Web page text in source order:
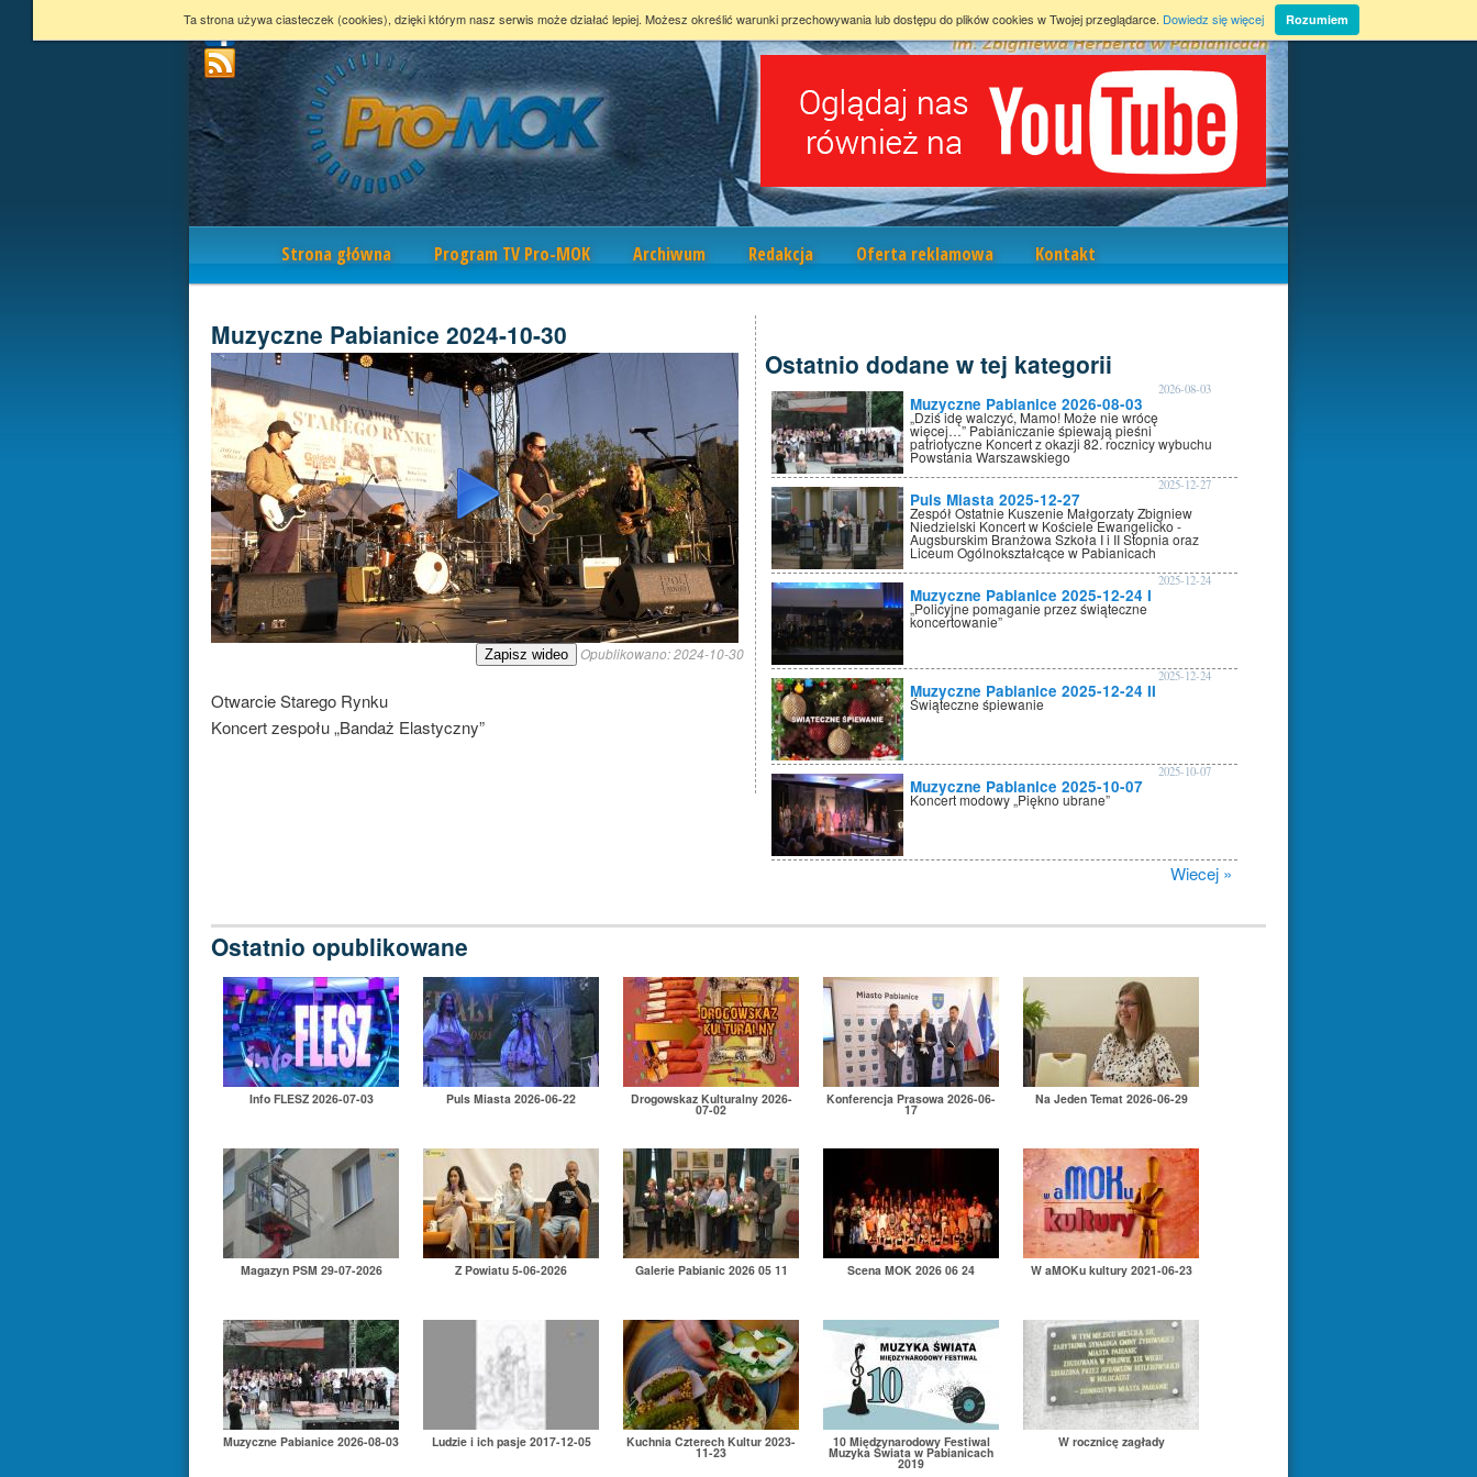
Strona główna Program TV Pro-MOK Archiwum Redakcja Oferta reklamowa Kontakt
Muzyczne Pabianice 2024-10-30
Zapisz wideo Opublikowano:2024-10-30
Otwarcie Starego Rynku
Koncert zespołu „Bandaż Elastyczny”
Ostatnio dodane w tej kategorii
Muzyczne Pabianice 2026-08-03
2026-08-03
„Dziś idę walczyć, Mamo! Może nie wrócę
więcej…” Pabianiczanie śpiewają pieśni
patriotyczne Koncert z okazji 82. rocznicy wybuchu
Powstania Warszawskiego
Puls Miasta 2025-12-27
2025-12-27
Zespół Ostatnie Kuszenie Małgorzaty Zbigniew
Niedzielski Koncert w Kościele Ewangelicko -
Augsburskim Branżowa Szkoła I i II Stopnia oraz
Liceum Ogólnokształcące w Pabianicach
Muzyczne Pabianice 2025-12-24 I
2025-12-24
„Policyjne pomaganie przez świąteczne
koncertowanie”
Muzyczne Pabianice 2025-12-24 II
2025-12-24
Świąteczne śpiewanie
Muzyczne Pabianice 2025-10-07
2025-10-07
Koncert modowy „Piękno ubrane”
Wiecej »
Ostatnio opublikowane
Info FLESZ 2026-07-03 Puls Miasta 2026-06-22 Drogowskaz Kulturalny 2026-
07-02
Konferencja Prasowa 2026-06-
17
Na Jeden Temat 2026-06-29
Magazyn PSM 29-07-2026 Z Powiatu 5-06-2026 Galerie Pabianic 2026 05 11 Scena MOK 2026 06 24 W aMOKu kultury 2021-06-23
Muzyczne Pabianice 2026-08-03 Ludzie i ich pasje 2017-12-05 Kuchnia Czterech Kultur 2023-
11-23
10 Międzynarodowy Festiwal
Muzyka Świata w Pabianicach
2019
W rocznicę zagłady
Ta strona używa ciasteczek (cookies), dzięki którym nasz serwis może działać lepiej. Możesz określić warunki przechowywania lub dostępu do plików cookies w Twojej przeglądarce. Dowiedz się więcej Rozumiem